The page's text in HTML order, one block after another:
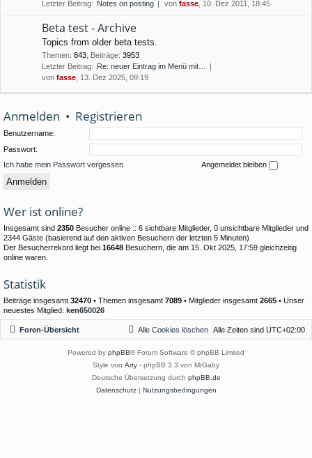
Letzter Beitrag: Notes on posting von fasse , 10. Dez 2011, 18:45
Beta test - Archive
Topics from older beta tests.
Themen: 843 Beiträge: 3953
Letzter Beitrag: Re: neuer Eintrag im Menü mit…
von fasse , 13. Dez 2025, 09:19
Anmelden • Registrieren
Benutzername:
Passwort:
Ich habe mein Passwort vergessen
Angemeldet bleiben
Wer ist online?
Insgesamt sind 2350 Besucher online :: 6 sichtbare Mitglieder, 0 unsichtbare Mitglieder und
2344 Gäste (basierend auf den aktiven Besuchern der letzten 5 Minuten)
Der Besucherrekord liegt bei 16648 Besuchern, die am 15. Okt 2025, 17:59 gleichzeitig
online waren.
Statistik
Beiträge insgesamt 32470 • Themen insgesamt 7089 • Mitglieder insgesamt 2665 • Unser
neuestes Mitglied: ken650026
Foren-Übersicht Alle Zeiten sind UTC+02:00
Alle Cookies löschen
Powered by phpBB® Forum Software © phpBB Limited
Style von Arty - phpBB 3.3 von MrGaby
Deutsche Übersetzung durch phpBB.de
Datenschutz| Nutzungsbedingungen